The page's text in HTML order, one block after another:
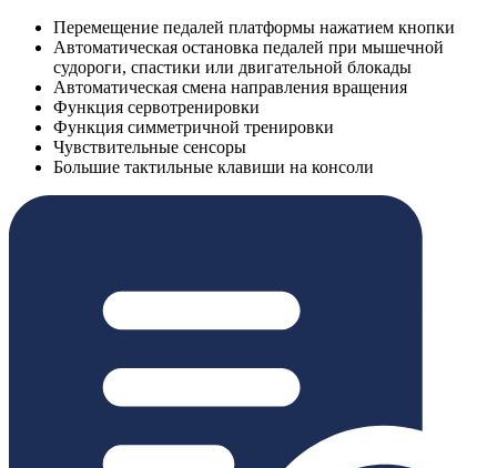
Перемещение педалей платформы нажатием кнопки
Автоматическая остановка педалей при мышечной
судороги, спастики или двигательной блокады
Автоматическая смена направления вращения
Функция сервотренировки
Функция симметричной тренировки
Чувствительные сенсоры
Большие тактильные клавиши на консоли